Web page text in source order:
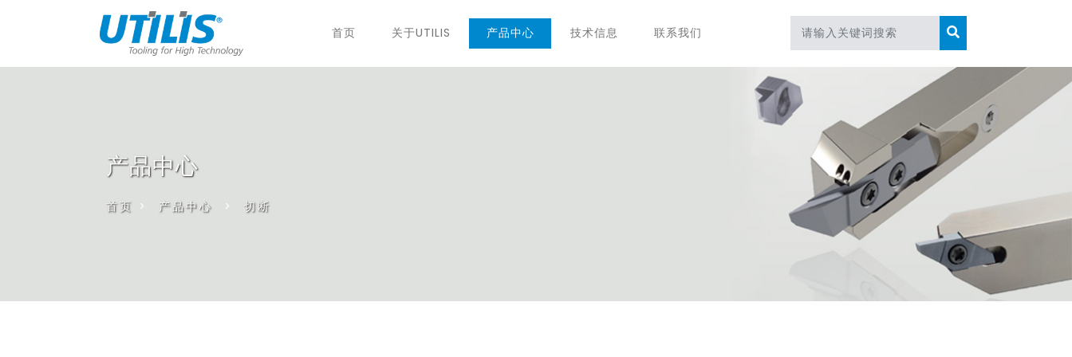
首页 关于UTILIS 产品中心 技术信息 联系我们
产品中心
首页 > 产品中心 > 切断